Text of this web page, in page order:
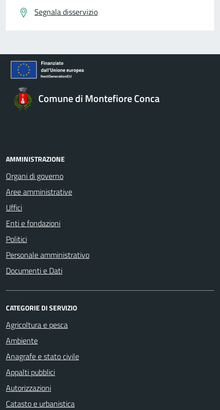
Segnala disservizio
Comune di Montefiore Conca
AMMINISTRAZIONE
Organi di governo
Aree amministrative
Uffici
Enti e fondazioni
Politici
Personale amministrativo
Documenti e Dati
CATEGORIE DI SERVIZIO
Agricoltura e pesca
Ambiente
Anagrafe e stato civile
Appalti pubblici
Autorizzazioni
Catasto e urbanistica